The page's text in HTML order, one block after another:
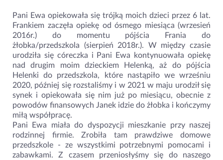
Pani Ewa opiekowała się trójką moich dzieci przez 6 lat.
Frankiem zaczęła opiekę od ósmego miesiąca (wrzesień
2016r.) do momentu pójścia Frania do
żłobka/przedszkola (sierpień 2018r.). W między czasie
urodziła się córeczka i Pani Ewa kontynuowała opiekę
nad drugim moim dzieckiem Helenką, aż do pójścia
Helenki do przedszkola, które nastąpiło we wrześniu
2020, później się rozstaliśmy i w 2021 w maju urodził się
synek i opiekowała się nim już po miesiącu, obecnie z
powodów finansowych Janek idzie do żłobka i kończymy
miłą współpracę.
Pani Ewa miała do dyspozycji mieszkanie przy naszej
rodzinnej firmie. Zrobiła tam prawdziwe domowe
przedszkole - ze wszystkimi potrzebnymi pomocami i
zabawkami. Z czasem przeniosłyśmy się do naszego